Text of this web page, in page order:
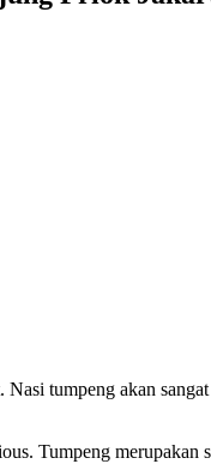
tumpeng akan
Tumpeng